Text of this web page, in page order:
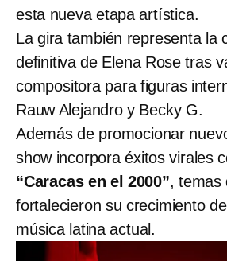
esta nueva etapa artística.
La gira también representa la
definitiva de Elena Rose tras
compositora para figuras
Rauw Alejandro y Becky G.
Además de promocionar
show incorpora éxitos virales
“Caracas en el 2000”, temas
fortalecieron su crecimiento
música latina actual.